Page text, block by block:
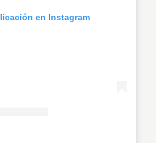
en Instagram